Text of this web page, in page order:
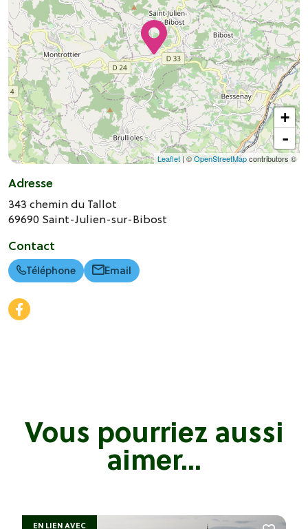
+
-
Leaflet | ©OpenStreetMapcontributors ©
Adresse
343 chemin du Tallot
69690 Saint-Julien-sur-Bibost
Contact
Téléphone Email
Vous pourriez aussi
aimer...
EN LIEN AVEC